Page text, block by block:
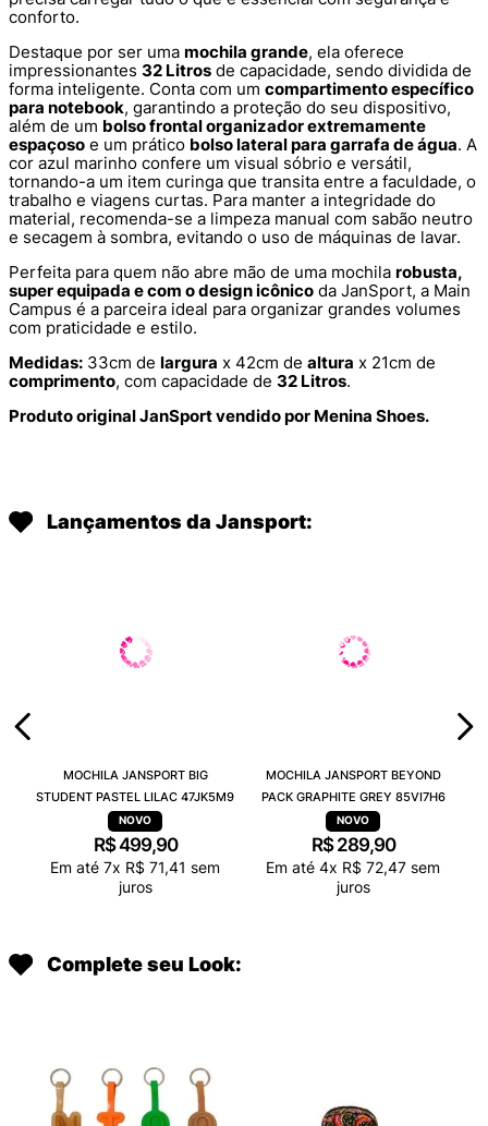
conforto.
Destaque por ser uma mochila grande, ela oferece
impressionantes 32 Litros de capacidade, sendo dividida de
forma inteligente. Conta com um compartimento específico
para notebook, garantindo a proteção do seu dispositivo,
além de um bolso frontal organizador extremamente
espaçoso e um prático bolso lateral para garrafa de água. A
cor azul marinho confere um visual sóbrio e versátil,
tornando-a um item curinga que transita entre a faculdade, o
trabalho e viagens curtas. Para manter a integridade do
material, recomenda-se a limpeza manual com sabão neutro
e secagem à sombra, evitando o uso de máquinas de lavar.
Perfeita para quem não abre mão de uma mochila robusta,
super equipada e com o design icônico da JanSport, a Main
Campus é a parceira ideal para organizar grandes volumes
com praticidade e estilo.
Medidas: 33cm de largura x 42cm de altura x 21cm de
comprimento, com capacidade de 32 Litros.
Produto original JanSport vendido por Menina Shoes.
Lançamentos da Jansport:
MOCHILA JANSPORT BIG
STUDENT PASTEL LILAC 47JK5M9
R$499,90
Em até 7x R$ 71,41 sem
juros
MOCHILA JANSPORT BEYOND
PACK GRAPHITE GREY 85VI7H6
R$ 289,90
Em até 4x R$ 72,47 sem
juros
Complete seu Look: